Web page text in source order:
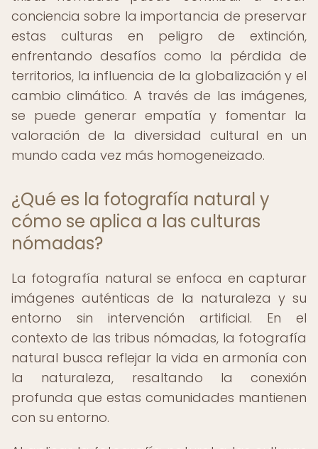
conciencia sobre la importancia de preservar
estas culturas en peligro de extinción,
enfrentando desafíos como la pérdida de
territorios, la influencia de la globalización y el
cambio climático. A través de las imágenes,
se puede generar empatía y fomentar la
valoración de la diversidad cultural en un
mundo cada vez más homogeneizado.
¿Qué es la fotografía natural y
cómo se aplica a las culturas
nómadas?
La fotografía natural se enfoca en capturar
imágenes auténticas de la naturaleza y su
entorno sin intervención artificial. En el
contexto de las tribus nómadas, la fotografía
natural busca reflejar la vida en armonía con
la naturaleza, resaltando la conexión
profunda que estas comunidades mantienen
con su entorno.